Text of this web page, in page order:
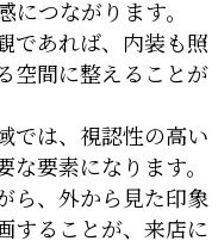
つながります。
であれば、内装も照
空間に整えることが
では、視認性の高い
要素になります。
ら、外から見た印象
することが、来店に